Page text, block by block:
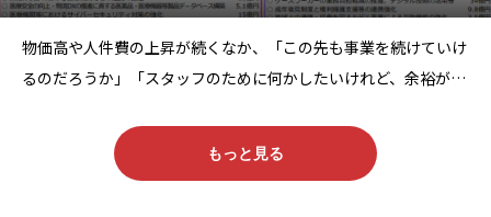
物価高や人件費の上昇が続くなか、「この先も事業を続けていけ
るのだろうか」「スタッフのために何かしたいけれど、余裕がな
いのでありませんか？実は今、訪問看護の経営やスタッフ定着を
支える支援金・賃上げ制度が複数用意されています。 こ
もっと見る